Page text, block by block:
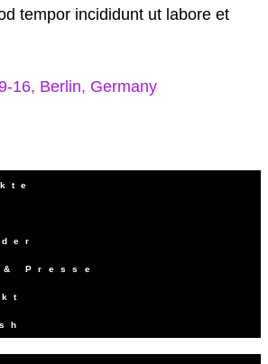
tempor incididunt ut labore et
16, Berlin, Germany
& Presse